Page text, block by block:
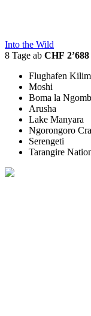
Into the Wild
8 Tage ab CHF 2’688
Flughafen
Moshi
Boma la
Arusha
Lake Manyara
Ngorongoro
Serengeti
Tarangire